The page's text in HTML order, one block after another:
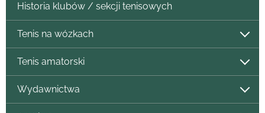
Historia klubów / sekcji tenisowych
Tenis na wózkach
Tenis amatorski
Wydawnictwa